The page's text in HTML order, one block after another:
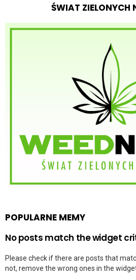
ŚWIAT ZIELONYCH
POPULARNE MEMY
No posts match the widget
Please check if there are posts that
not, remove the wrong ones in the